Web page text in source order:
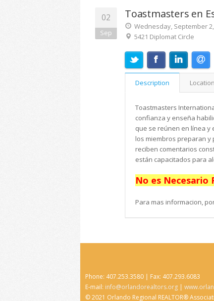
02
Sep
Toastmasters en
Wednesday, September 2,
5421 Diplomat Circle
Description Location
Toastmasters
confianza y enseña
que se reúnen en línea y
los miembros preparan
reciben comentarios
están capacitados para
No es Necesario
Para mas informacion,
Phone: 407.253.3580 | Fax: 407.293.6083
E-mail: info@orlandorealtors.org |
© 2021 Orlando Regional REALTOR®